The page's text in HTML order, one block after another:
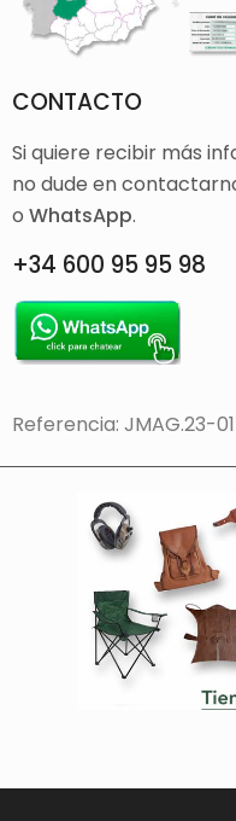
CONTACTO
Si quiere recibir más
no dude en
o WhatsApp.
+34 600 95 95 98
Referencia: JMAG.23-